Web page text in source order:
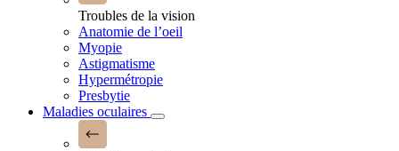
Troubles de la vision
Anatomie de l’oeil
Myopie
Astigmatisme
Hypermétropie
Presbytie
Maladies oculaires